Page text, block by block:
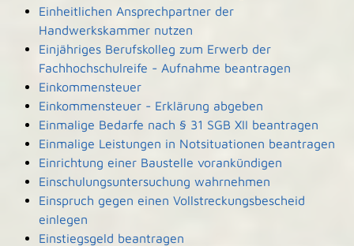
Einheitlichen Ansprechpartner der
Handwerkskammer nutzen
Einjähriges Berufskolleg zum Erwerb der
Fachhochschulreife - Aufnahme beantragen
Einkommensteuer
Einkommensteuer - Erklärung abgeben
Einmalige Bedarfe nach § 31 SGB XII beantragen
Einmalige Leistungen in Notsituationen beantragen
Einrichtung einer Baustelle vorankündigen
Einschulungsuntersuchung wahrnehmen
Einspruch gegen einen Vollstreckungsbescheid
einlegen
Einstiegsgeld beantragen